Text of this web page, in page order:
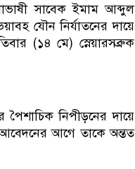
সাবেক ইমাম আব্দুল
যৌন নির্যাতনের দায়ে
(১৪ মে) স্নেয়ারসব্রুক
নিপীড়নের দায়ে
আগে তাকে অন্তত